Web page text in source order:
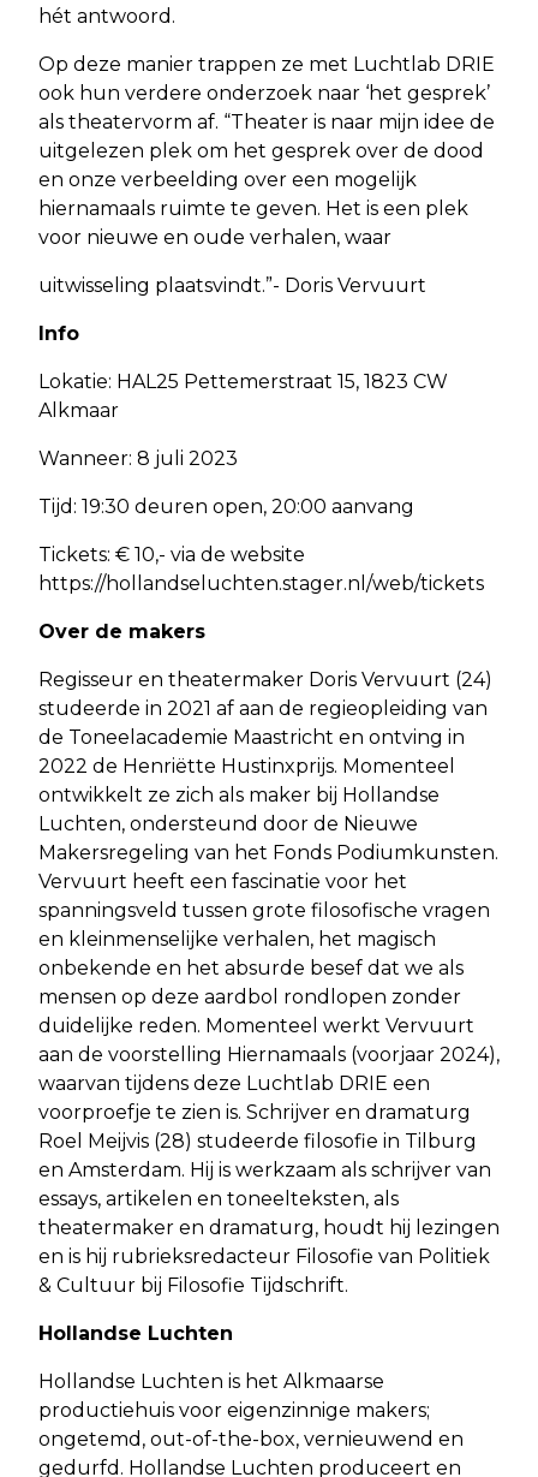
hét antwoord.
Op deze manier trappen ze met Luchtlab DRIE
ook hun verdere onderzoek naar ‘het gesprek’
als theatervorm af. “Theater is naar mijn idee de
uitgelezen plek om het gesprek over de dood
en onze verbeelding over een mogelijk
hiernamaals ruimte te geven. Het is een plek
voor nieuwe en oude verhalen, waar
uitwisseling plaatsvindt.”- Doris Vervuurt
Info
Lokatie: HAL25 Pettemerstraat 15, 1823 CW
Alkmaar
Wanneer: 8 juli 2023
Tijd: 19:30 deuren open, 20:00 aanvang
Tickets: € 10,- via de website
https://hollandseluchten.stager.nl/web/tickets
Over de makers
Regisseur en theatermaker Doris Vervuurt (24)
studeerde in 2021 af aan de regieopleiding van
de Toneelacademie Maastricht en ontving in
2022 de Henriëtte Hustinxprijs. Momenteel
ontwikkelt ze zich als maker bij Hollandse
Luchten, ondersteund door de Nieuwe
Makersregeling van het Fonds Podiumkunsten.
Vervuurt heeft een fascinatie voor het
spanningsveld tussen grote filosofische vragen
en kleinmenselijke verhalen, het magisch
onbekende en het absurde besef dat we als
mensen op deze aardbol rondlopen zonder
duidelijke reden. Momenteel werkt Vervuurt
aan de voorstelling Hiernamaals (voorjaar 2024),
waarvan tijdens deze Luchtlab DRIE een
voorproefje te zien is. Schrijver en dramaturg
Roel Meijvis (28) studeerde filosofie in Tilburg
en Amsterdam. Hij is werkzaam als schrijver van
essays, artikelen en toneelteksten, als
theatermaker en dramaturg, houdt hij lezingen
en is hij rubrieksredacteur Filosofie van Politiek
& Cultuur bij Filosofie Tijdschrift.
Hollandse Luchten
Hollandse Luchten is het Alkmaarse
productiehuis voor eigenzinnige makers;
ongetemd, out-of-the-box, vernieuwend en
gedurfd. Hollandse Luchten produceert en